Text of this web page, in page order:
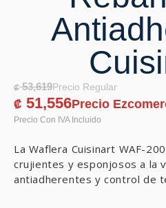
₡53,619
₡ 51,556
La Waflera Cuisinart WAF-
crujientes y esponjosos a la
antiadherentes y control de